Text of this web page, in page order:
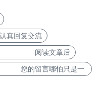
回复交流
主。 阅读文章后
您的留言哪怕只是一